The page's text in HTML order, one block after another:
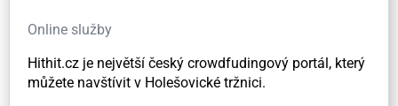
Online služby
Hithit.cz je největší český crowdfudingový portál, který
můžete navštívit v Holešovické tržnici.